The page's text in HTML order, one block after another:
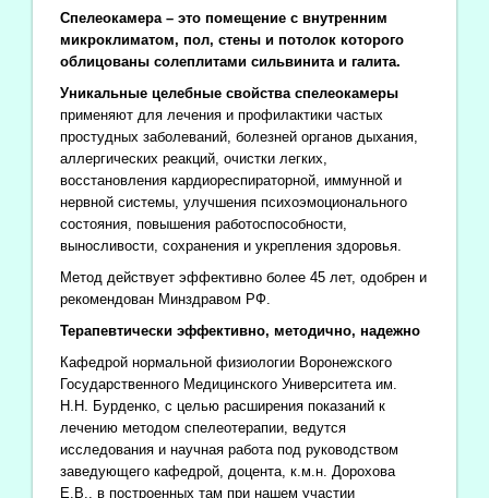
Спелеокамера – это помещение с внутренним
микроклиматом, пол, стены и потолок которого
облицованы солеплитами сильвинита и галита.
Уникальные целебные свойства спелеокамеры
применяют для лечения и профилактики частых
простудных заболеваний, болезней органов дыхания,
аллергических реакций, очистки легких,
восстановления кардиореспираторной, иммунной и
нервной системы, улучшения психоэмоционального
состояния, повышения работоспособности,
выносливости, сохранения и укрепления здоровья.
Метод действует эффективно более 45 лет, одобрен и
рекомендован Минздравом РФ.
Терапевтически эффективно, методично, надежно
Кафедрой нормальной физиологии Воронежского
Государственного Медицинского Университета им.
Н.Н. Бурденко, с целью расширения показаний к
лечению методом спелеотерапии, ведутся
исследования и научная работа под руководством
заведующего кафедрой, доцента, к.м.н. Дорохова
Е.В., в построенных там при нашем участии